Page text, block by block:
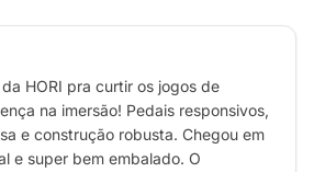
10, Android e iOS.*
a tecnologia sem fio Xbox e
sem fio no console, PC, em
e tablets.
HORI pra curtir os jogos de
na imersão! Pedais responsivos,
e construção robusta. Chegou em
e super bem embalado. O